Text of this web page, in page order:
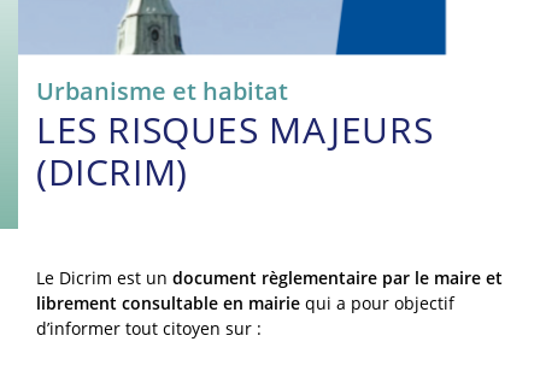
Urbanisme et habitat
LES RISQUES MAJEURS
(DICRIM)
Le Dicrim est un document règlementaire par le maire et
librement consultable en mairie qui a pour objectif
d’informer tout citoyen sur :